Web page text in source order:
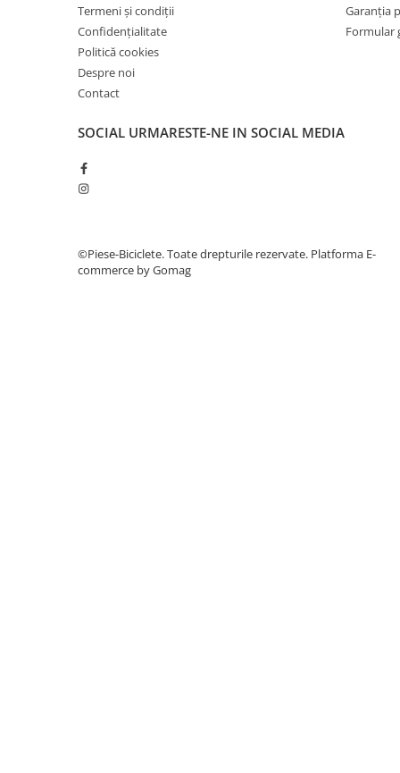
Protecții Camere
Vulcanizare
Transmisie & Accesorii
Accesorii Transmisie
Apărătoare Lanț
Termeni și condiții
Confidențialitate
Politică cookies
Despre noi
Contact
Garanția
Formular
SOCIAL URMARESTE-NE IN SOCIAL MEDIA
©Piese-Biciclete. Toate drepturile rezervate. Platforma E-
commerce by Gomag